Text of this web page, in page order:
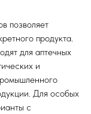
позволяет
продукта.
для аптечных
и
Для особых
с